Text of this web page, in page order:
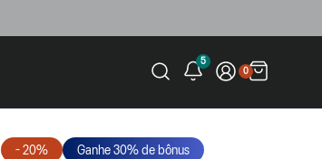
5
0
- 20% Ganhe 30% de bônus